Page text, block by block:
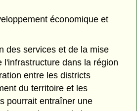
économique et
des services et de la mise
l'infrastructure dans la région
entre les districts
du territoire et les
pourrait entraîner une